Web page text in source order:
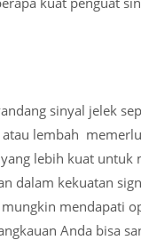
sinyal jelek
lembah
lebih kuat untuk
dalam kekuatan
mendapati
Anda bisa